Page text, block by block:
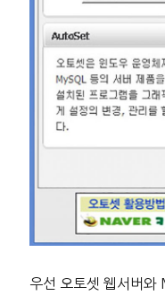
우선 오토셋 웹서버와